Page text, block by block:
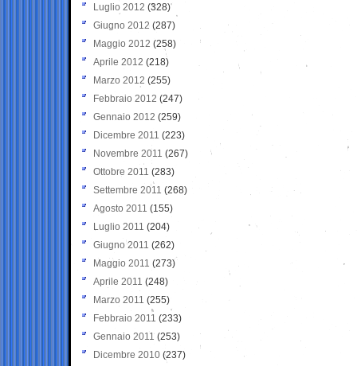
Luglio 2012 (328)
Giugno 2012 (287)
Maggio 2012 (258)
Aprile 2012 (218)
Marzo 2012 (255)
Febbraio 2012 (247)
Gennaio 2012 (259)
Dicembre 2011 (223)
Novembre 2011 (267)
Ottobre 2011 (283)
Settembre 2011 (268)
Agosto 2011 (155)
Luglio 2011 (204)
Giugno 2011 (262)
Maggio 2011 (273)
Aprile 2011 (248)
Marzo 2011 (255)
Febbraio 2011 (233)
Gennaio 2011 (253)
Dicembre 2010 (237)